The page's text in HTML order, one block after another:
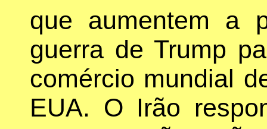
que aumentem a
guerra de Trump
comércio mundial
EUA. O Irão